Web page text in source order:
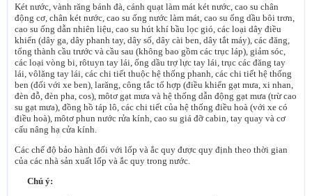
Két nước, vành răng bánh đà, cánh quạt làm mát két nước, cao su chân
động cơ, chân két nước, cao su ống nước làm mát, cao su ống dầu bôi trơn,
cao su ống dẫn nhiên liệu, cao su hút khí bầu lọc gió, các loại dây điều
khiển (dây ga, dây phanh tay, dây số, dây cài ben, dây tắt máy), các đăng,
tổng thành cầu trước và cầu sau (không bao gồm các trục láp), giảm sóc,
các loại vòng bi, rôtuyn tay lái, ống dầu trợ lực tay lái, trục các đăng tay
lái, vôlăng tay lái, các chi tiết thuộc hệ thống phanh, các chi tiết hệ thống
ben (đối với xe ben), larăng, công tắc tổ hợp (điều khiển gạt mưa, xi nhan,
đèn đỗ, đèn pha, cos), môtơ gạt mưa và hệ thống dẫn động gạt mưa (trừ cao
su gạt mưa), đồng hồ táp lô, các chi tiết của hệ thống điều hoà (với xe có
điều hoà), môtơ phun nước rửa kính, cao su giá đỡ cabin, tay quay và cơ
cấu nâng hạ cửa kính.
Các chế độ bảo hành đối với lốp và ắc quy được quy định theo thời gian
của các nhà sản xuất lốp và ắc quy trong nước.
Chú ý: